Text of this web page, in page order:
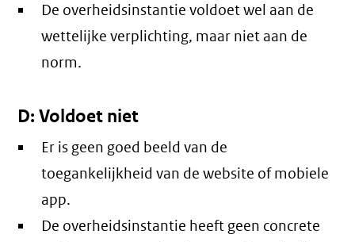
De overheidsinstantie voldoet wel aan de
wettelijke verplichting, maar niet aan de
norm.
D: Voldoet niet
Er is geen goed beeld van de
toegankelijkheid van de website of mobiele
app.
De overheidsinstantie heeft geen concrete